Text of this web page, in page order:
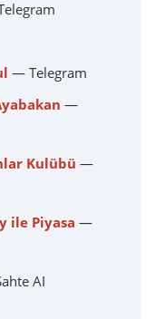
— Telegram
—
Kulübü —
ile Piyasa —
AI